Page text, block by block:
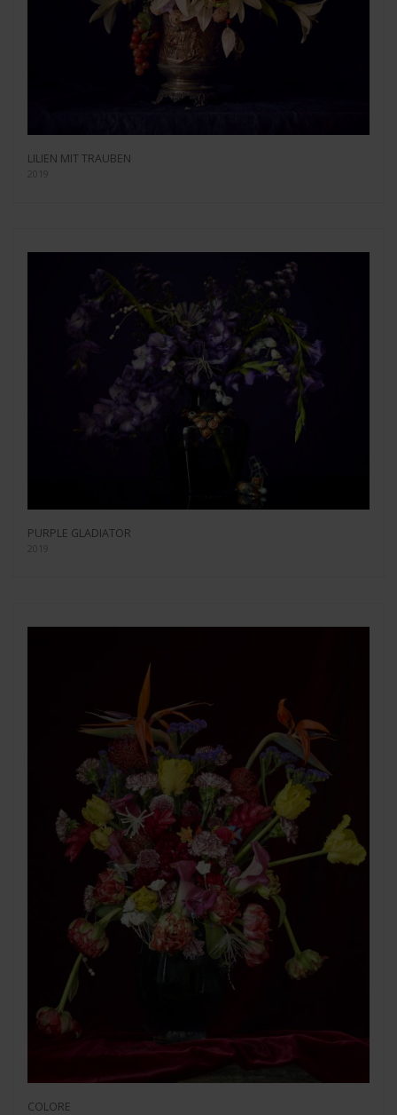
LILIEN MIT TRAUBEN
2019
PURPLE GLADIATOR
2019
COLORE